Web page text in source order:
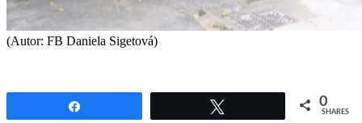
(Autor: FB Daniela Sigetová)
0
SHARES